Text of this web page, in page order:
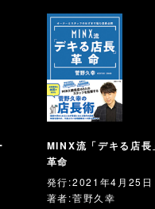
MINX流「デキる店長
革命
発行:2021年4月25日
著者:菅野久幸